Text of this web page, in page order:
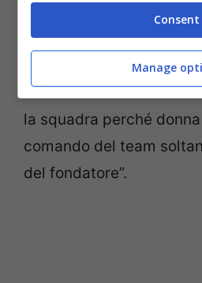
capo, ma quando
pensi sempre che siano
dichiarato a
additata di non essere
la squadra perché
comando del team
del fondatore”.
Consent
Manage